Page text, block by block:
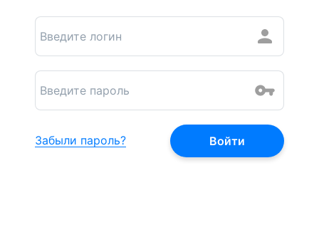
Забыли пароль?